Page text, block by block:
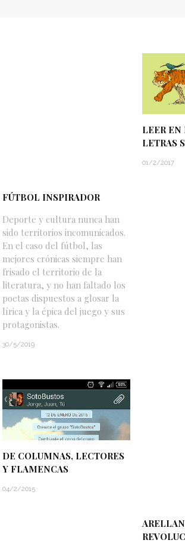
FÚTBOL INSPIRADOR
Deporte y cultura nunca han
sido territorios incomunicados.
En el caso del fútbol, las
mejores crónicas siempre han
frisado el territorio de la
literatura, y no han faltado los
poetas dispuestos a glosar la
lírica y la épica del juego y sus
protagonistas.
30/5/2019
LEER EN
LETRAS
01/2/2017
DE COLUMNAS, LECTORES
Y FLAMENCAS
04/2/2015